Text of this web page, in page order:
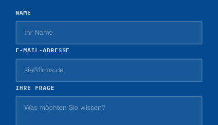
NAME
E-MAIL-ADRESSE
IHRE FRAGE